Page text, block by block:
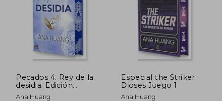
40% 40%
Pecados 4. Rey de la
desidia. Edición
especial
Ana Huang
Especial the Striker
Dioses Juego 1
Ana Huang